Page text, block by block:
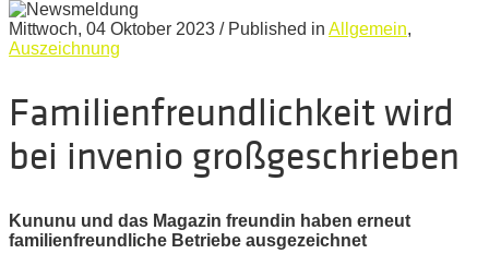
Mittwoch, 04 Oktober 2023 / Published in Allgemein,
Auszeichnung
Familienfreundlichkeit wird
bei invenio großgeschrieben
Kununu und das Magazin freundin haben erneut
familienfreundliche Betriebe ausgezeichnet